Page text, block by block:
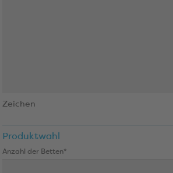
Zeichen
Produktwahl
Anzahl der Betten*